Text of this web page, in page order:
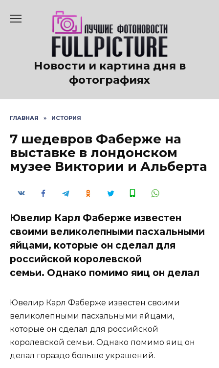
содержанию
Новости и картина дня в
фотографиях
ГЛАВНАЯ » ИСТОРИЯ
7 шедевров Фаберже на
выставке в лондонском
музее Виктории и Альберта
Ювелир Карл Фаберже известен
своими великолепными пасхальными
яйцами, которые он сделал для
российской королевской
семьи. Однако помимо яиц он делал
Ювелир Карл Фаберже известен своими
великолепными пасхальными яйцами,
которые он сделал для российской
королевской семьи. Однако помимо яиц он
делал гораздо больше украшений.